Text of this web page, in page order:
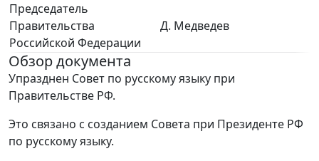
Председатель
Правительства
Российской Федерации
Д. Медведев
Обзор документа
Упразднен Совет по русскому языку при
Правительстве РФ.
Это связано с созданием Совета при Президенте РФ
по русскому языку.